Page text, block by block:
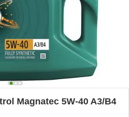
Magnatec 5W-40 A3/B4